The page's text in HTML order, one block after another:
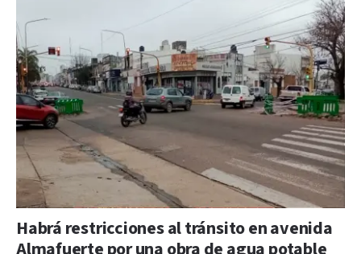
Habrá restricciones al tránsito en avenida
Almafuerte por una obra de agua potable